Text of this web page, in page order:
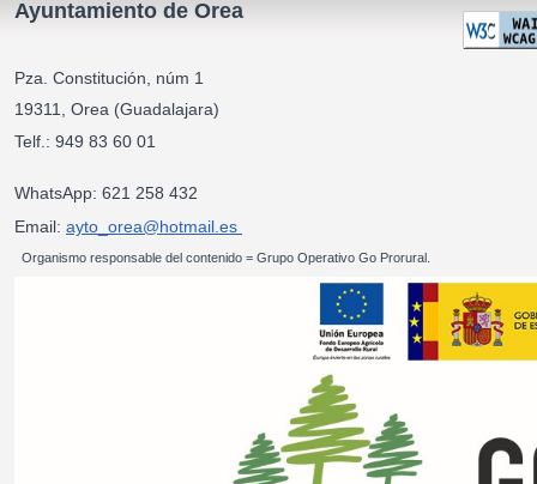
Ayuntamiento de Orea
Pza. Constitución, núm 1
19311, Orea (Guadalajara)
Telf.: 949 83 60 01
WhatsApp: 621 258 432
Email: ayto_orea@hotmail.es
Organismo responsable del contenido = Grupo Operativo Go Prorural.